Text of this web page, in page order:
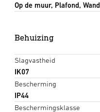
Op de muur, Plafond, Wand
Behuizing
Slagvastheid
IK07
Bescherming
IP44
Beschermingsklasse